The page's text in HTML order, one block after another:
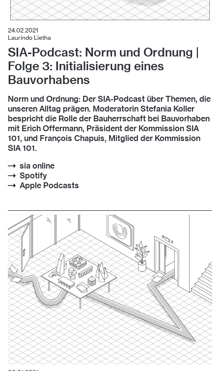
24.02.2021
Laurindo Lietha
SIA-Podcast: Norm und Ordnung |
Folge 3: Initialisierung eines
Bauvorhabens
Norm und Ordnung: Der SIA-Podcast über Themen, die
unseren Alltag prägen. Moderatorin Stefania Koller
bespricht die Rolle der Bauherrschaft bei Bauvorhaben
mit Erich Offermann, Präsident der Kommission SIA
101, und François Chapuis, Mitglied der Kommission
SIA 101.
sia online
Spotify
Apple Podcasts